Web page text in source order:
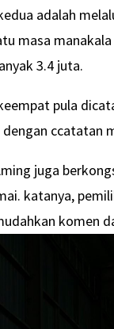
adalah
masa
3.4 juta.
pula
dengan ccatatan
juga
katanya,
komen